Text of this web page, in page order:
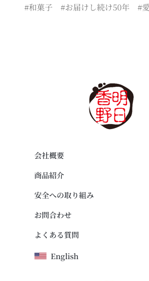
#和菓子 #お届けし続け50年 #
会社概要
商品紹介
安全への取り組み
お問合わせ
よくある質問
English